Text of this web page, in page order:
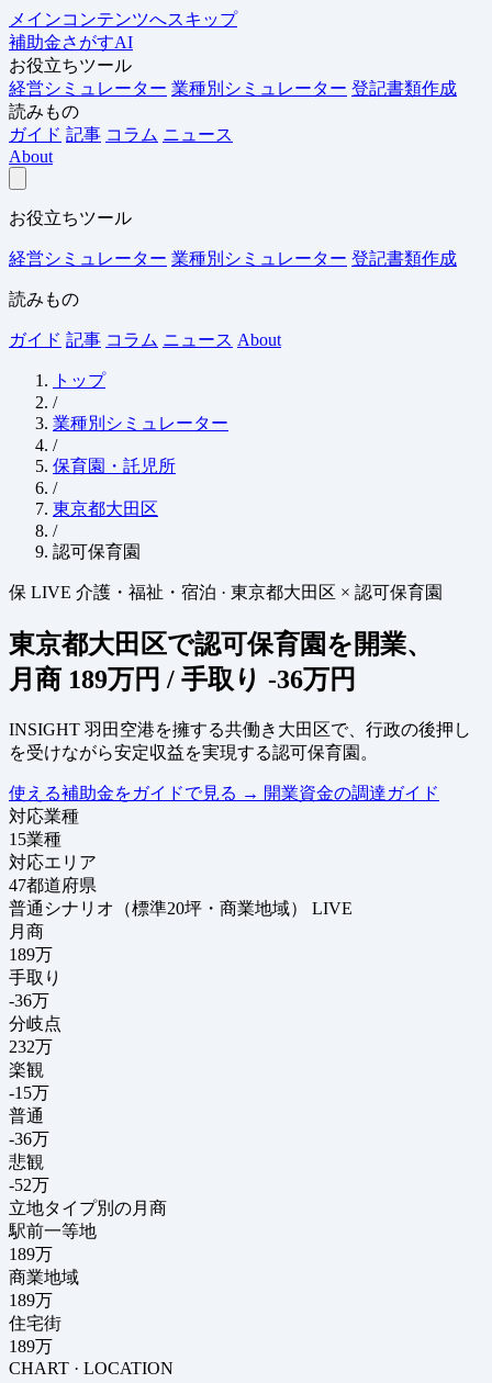
メインコンテンツへスキップ
補助金さがすAI
お役立ちツール
経営シミュレーター 業種別シミュレーター 登記書類作成
読みもの
ガイド 記事 コラム ニュース
About
お役立ちツール
経営シミュレーター 業種別シミュレーター 登記書類作成
読みもの
ガイド 記事 コラム ニュース About
トップ
/
業種別シミュレーター
/
保育園・託児所
/
東京都大田区
/
認可保育園
保 LIVE 介護・福祉・宿泊 · 東京都大田区 × 認可保育園
東京都大田区で認可保育園を開業、
月商 189万円 / 手取り -36万円
INSIGHT 羽田空港を擁する共働き大田区で、行政の後押し
を受けながら安定収益を実現する認可保育園。
使える補助金をガイドで見る → 開業資金の調達ガイド
対応業種
15業種
対応エリア
47都道府県
普通シナリオ（標準20坪・商業地域）
LIVE
月商
189万
手取り
-36万
分岐点
232万
楽観
-15万
普通
-36万
悲観
-52万
立地タイプ別の月商
駅前一等地
189万
商業地域
189万
住宅街
189万
CHART · LOCATION